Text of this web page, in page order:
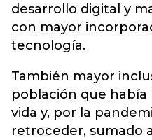
desarrollo digital y
con mayor
tecnología.
También mayor
población que había
vida y, por la
retroceder, sumado